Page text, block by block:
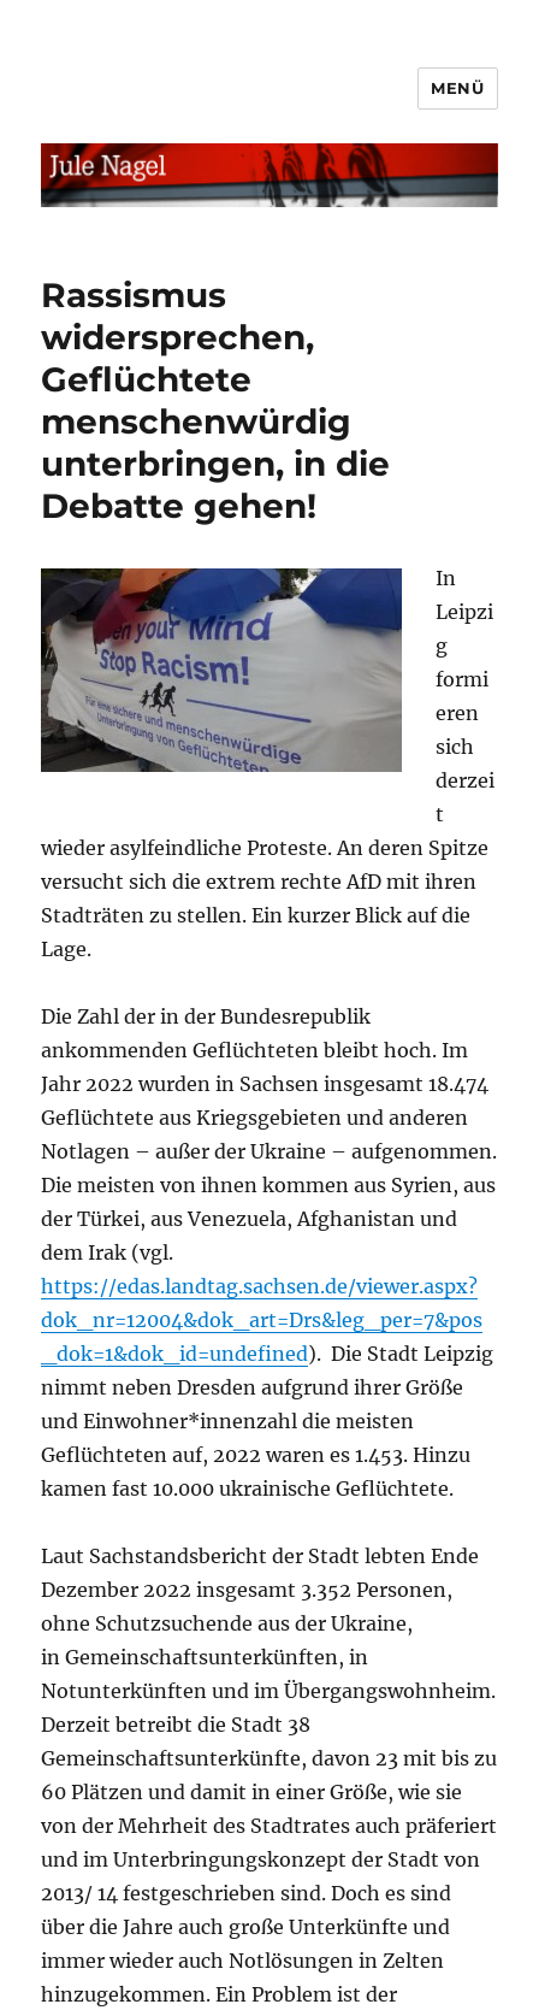
MENÜ
Rassismus
widersprechen,
Geflüchtete
menschenwürdig
unterbringen, in die
Debatte gehen!
In
Leipzi
g
formi
eren
sich
derzei
t
wieder asylfeindliche Proteste. An deren Spitze
versucht sich die extrem rechte AfD mit ihren
Stadträten zu stellen. Ein kurzer Blick auf die
Lage.
Die Zahl der in der Bundesrepublik
ankommenden Geflüchteten bleibt hoch. Im
Jahr 2022 wurden in Sachsen insgesamt 18.474
Geflüchtete aus Kriegsgebieten und anderen
Notlagen – außer der Ukraine – aufgenommen.
Die meisten von ihnen kommen aus Syrien, aus
der Türkei, aus Venezuela, Afghanistan und
dem Irak (vgl.
https://edas.landtag.sachsen.de/viewer.aspx?
dok_nr=12004&dok_art=Drs&leg_per=7&pos
_dok=1&dok_id=undefined). Die Stadt Leipzig
nimmt neben Dresden aufgrund ihrer Größe
und Einwohner*innenzahl die meisten
Geflüchteten auf, 2022 waren es 1.453. Hinzu
kamen fast 10.000 ukrainische Geflüchtete.
Laut Sachstandsbericht der Stadt lebten Ende
Dezember 2022 insgesamt 3.352 Personen,
ohne Schutzsuchende aus der Ukraine,
in Gemeinschaftsunterkünften, in
Notunterkünften und im Übergangswohnheim.
Derzeit betreibt die Stadt 38
Gemeinschaftsunterkünfte, davon 23 mit bis zu
60 Plätzen und damit in einer Größe, wie sie
von der Mehrheit des Stadtrates auch präferiert
und im Unterbringungskonzept der Stadt von
2013/ 14 festgeschrieben sind. Doch es sind
über die Jahre auch große Unterkünfte und
immer wieder auch Notlösungen in Zelten
hinzugekommen. Ein Problem ist der